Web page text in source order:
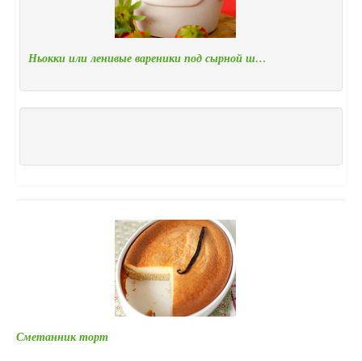
Ньокки или ленивые вареники под сырной ш…
Сметанник торт